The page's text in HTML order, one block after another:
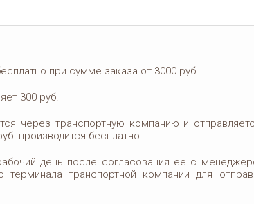
при сумме заказа от 3000 руб.
300 руб.
через транспортную компанию и
производится бесплатно.
день после согласования ее с
транспортной компании для